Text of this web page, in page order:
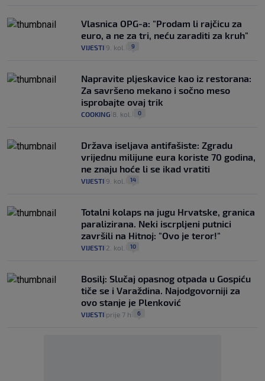
Vlasnica OPG-a: "Prodam li rajčicu za
euro, a ne za tri, neću zaraditi za kruh"
VIJESTI 9. kol. 9
Napravite pljeskavice kao iz restorana:
Za savršeno mekano i sočno meso
isprobajte ovaj trik
COOKING 8. kol. 0
Država iseljava antifašiste: Zgradu
vrijednu milijune eura koriste 70 godina,
ne znaju hoće li se ikad vratiti
VIJESTI 9. kol. 14
Totalni kolaps na jugu Hrvatske, granica
paralizirana. Neki iscrpljeni putnici
završili na Hitnoj: "Ovo je teror!"
VIJESTI 2. kol. 10
Bosilj: Slučaj opasnog otpada u Gospiću
tiče se i Varaždina. Najodgovorniji za
ovo stanje je Plenković
VIJESTI prije 7 h 6